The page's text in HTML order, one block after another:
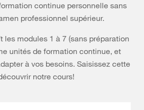
continue personnelle sans
professionnel supérieur.
les modules 1 à 7 (sans préparation
unités de formation continue, et
à vos besoins. Saisissez cette
notre cours!